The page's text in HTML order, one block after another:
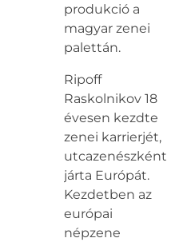
produkció a
magyar zenei
palettán.
Ripoff
Raskolnikov 18
évesen kezdte
zenei karrierjét,
utcazenészként
járta Európát.
Kezdetben az
európai
népzene